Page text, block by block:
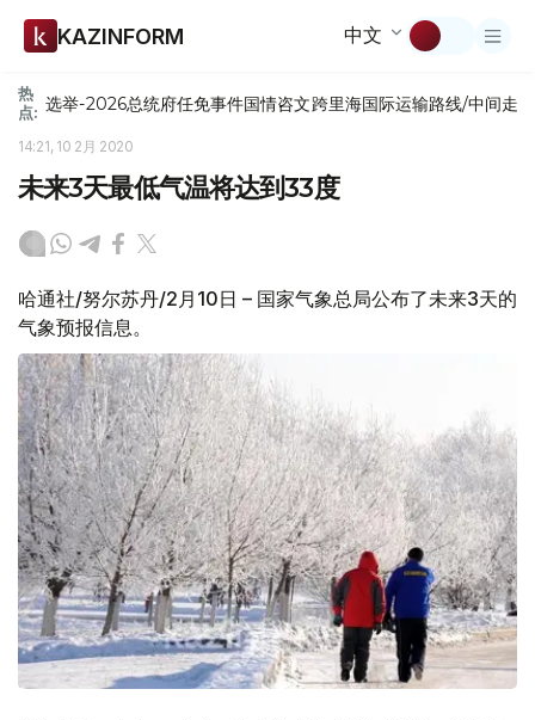
KAZINFORM 中文
热
点: 选举-2026总统府任免事件国情咨文跨里海国际运输路线/中间走廊
14:21, 10 2月 2020
未来3天最低气温将达到33度
哈通社/努尔苏丹/2月10日 – 国家气象总局公布了未来3天的
气象预报信息。